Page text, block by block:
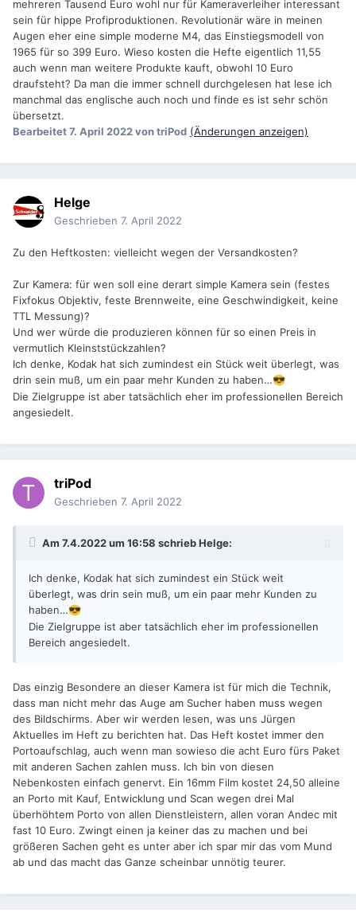
mehreren Tausend Euro wohl nur für Kameraverleiher interessant
sein für hippe Profiproduktionen. Revolutionär wäre in meinen
Augen eher eine simple moderne M4, das Einstiegsmodell von
1965 für so 399 Euro. Wieso kosten die Hefte eigentlich 11,55
auch wenn man weitere Produkte kauft, obwohl 10 Euro
draufsteht? Da man die immer schnell durchgelesen hat lese ich
manchmal das englische auch noch und finde es ist sehr schön
übersetzt.
Bearbeitet7. April 2022von triPod (Änderungen anzeigen)
Helge
Geschrieben 7. April 2022
Zu den Heftkosten: vielleicht wegen der Versandkosten?
Zur Kamera: für wen soll eine derart simple Kamera sein (festes
Fixfokus Objektiv, feste Brennweite, eine Geschwindigkeit, keine
TTL Messung)?
Und wer würde die produzieren können für so einen Preis in
vermutlich Kleinststückzahlen?
Ich denke, Kodak hat sich zumindest ein Stück weit überlegt, was
drin sein muß, um ein paar mehr Kunden zu haben…😎
Die Zielgruppe ist aber tatsächlich eher im professionellen Bereich
angesiedelt.
triPod
Geschrieben 7. April 2022
Am 7.4.2022 um 16:58 schriebHelge:
Ich denke, Kodak hat sich zumindest ein Stück weit
überlegt, was drin sein muß, um ein paar mehr Kunden zu
haben…😎
Die Zielgruppe ist aber tatsächlich eher im professionellen
Bereich angesiedelt.
Das einzig Besondere an dieser Kamera ist für mich die Technik,
dass man nicht mehr das Auge am Sucher haben muss wegen
des Bildschirms. Aber wir werden lesen, was uns Jürgen
Aktuelles im Heft zu berichten hat. Das Heft kostet immer den
Portoaufschlag, auch wenn man sowieso die acht Euro fürs Paket
mit anderen Sachen zahlen muss. Ich bin von diesen
Nebenkosten einfach genervt. Ein 16mm Film kostet 24,50 alleine
an Porto mit Kauf, Entwicklung und Scan wegen drei Mal
überhöhtem Porto von allen Dienstleistern, allen voran Andec mit
fast 10 Euro. Zwingt einen ja keiner das zu machen und bei
größeren Sachen geht es unter aber ich spar mir das vom Mund
ab und das macht das Ganze scheinbar unnötig teurer.